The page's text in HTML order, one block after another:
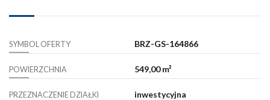
SYMBOL OFERTY BRZ-GS-164866
POWIERZCHNIA 549,00 m²
PRZEZNACZENIE DZIAŁKI inwestycyjna